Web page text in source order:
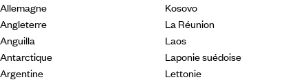
Allemagne
Angleterre
Anguilla
Antarctique
Argentine
Kosovo
La Réunion
Laos
Laponie suédoise
Lettonie